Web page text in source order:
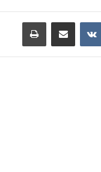
مشاركة عبر البريد طباعة